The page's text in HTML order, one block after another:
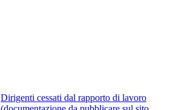
Dirigenti cessati dal rapporto di lavoro